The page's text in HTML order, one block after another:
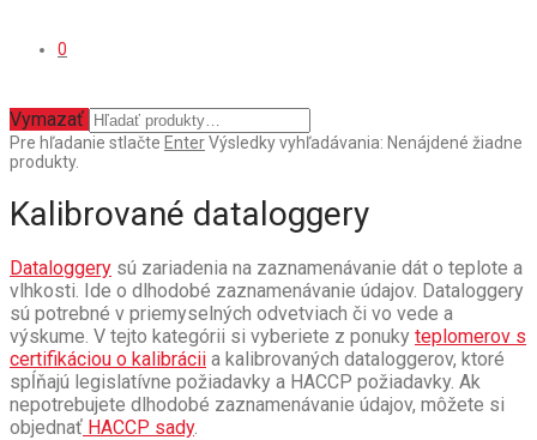
0
Vymazať
Pre hľadanie stlačte EnterVýsledky vyhľadávania: Nenájdené žiadne
produkty.
Kalibrované dataloggery
Dataloggery sú zariadenia na zaznamenávanie dát o teplote a
vlhkosti. Ide o dlhodobé zaznamenávanie údajov. Dataloggery
sú potrebné v priemyselných odvetviach či vo vede a
výskume. V tejto kategórii si vyberiete z ponuky teplomerov s
certifikáciou o kalibrácii a kalibrovaných dataloggerov, ktoré
spĺňajú legislatívne požiadavky a HACCP požiadavky. Ak
nepotrebujete dlhodobé zaznamenávanie údajov, môžete si
objednať HACCP sady.